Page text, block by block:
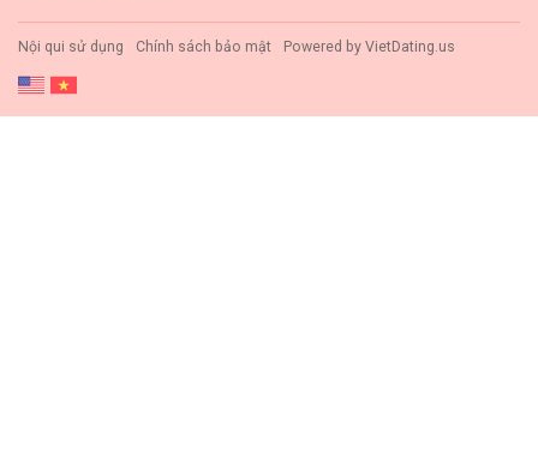
Nội qui sử dụng Chính sách bảo mật Powered by VietDating.us